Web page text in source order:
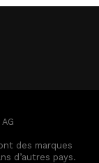
des marques
d’autres pays.